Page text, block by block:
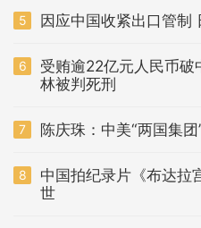
5 因应中国收紧出口管制
6
受贿逾22亿元人民币
林被判死刑
7 陈庆珠：中美“两国集
8
中国拍纪录片《布达拉
世